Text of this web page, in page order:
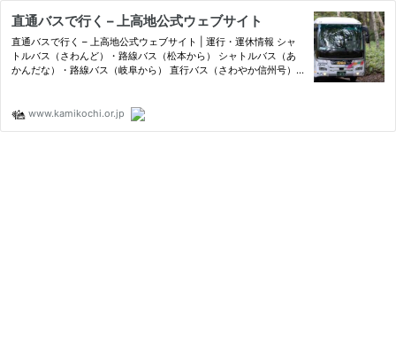
直通バスで行く – 上高地公式ウェブサイト
直通バスで行く – 上高地公式ウェブサイト | 運行・運休情報 シャ
トルバス（さわんど）・路線バス（松本から） シャトルバス（あ
かんだな）・路線バス（岐阜から） 直行バス（さわやか信州号）
www.kamikochi.or.jp